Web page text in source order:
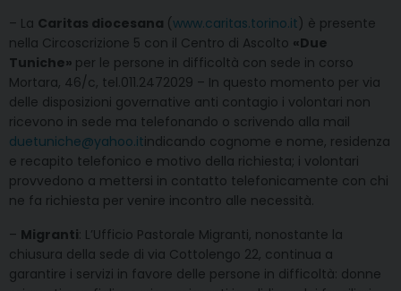
– La Caritas diocesana (www.caritas.torino.it) è presente
nella Circoscrizione 5 con il Centro di Ascolto «Due
Tuniche» per le persone in difficoltà con sede in corso
Mortara, 46/c, tel.011.2472029 – In questo momento per via
delle disposizioni governative anti contagio i volontari non
ricevono in sede ma telefonando o scrivendo alla mail
duetuniche@yahoo.itindicando cognome e nome, residenza
e recapito telefonico e motivo della richiesta; i volontari
provvedono a mettersi in contatto telefonicamente con chi
ne fa richiesta per venire incontro alle necessità.
– Migranti: L’Ufficio Pastorale Migranti, nonostante la
chiusura della sede di via Cottolengo 22, continua a
garantire i servizi in favore delle persone in difficoltà: donne